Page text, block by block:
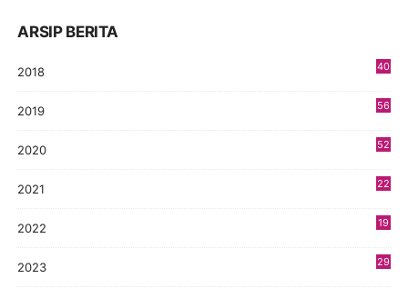
ARSIP BERITA
2018
40
2019
56
2020
52
2021
22
2022
19
2023
29